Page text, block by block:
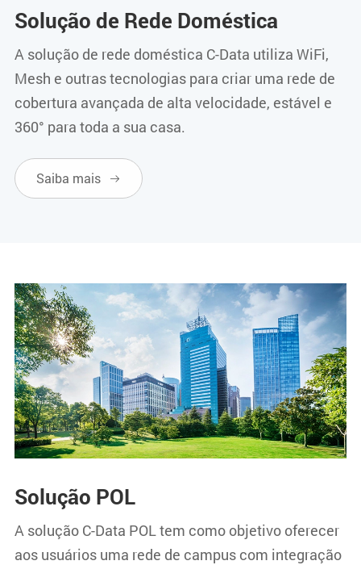
Solução de Rede Doméstica
A solução de rede doméstica C-Data utiliza WiFi,
Mesh e outras tecnologias para criar uma rede de
cobertura avançada de alta velocidade, estável e
360° para toda a sua casa.
Saiba mais 
Solução POL
A solução C-Data POL tem como objetivo oferecer
aos usuários uma rede de campus com integração